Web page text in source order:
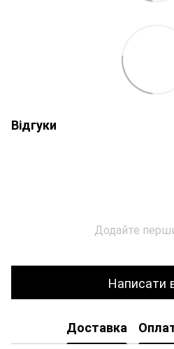
Відгуки
Додайте
Написати
Доставка